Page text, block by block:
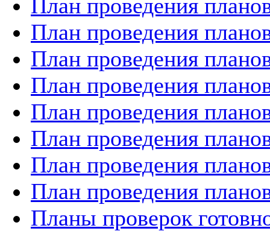
План проведения
План проведения
План проведения
План проведения
План проведения
План проведения
План проведения
План проведения
Планы проверок